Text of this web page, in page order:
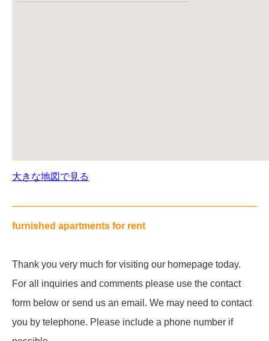
大きな地図で見る
furnished apartments for rent
Thank you very much for visiting our homepage today.
For all inquiries and comments please use the contact
form below or send us an email. We may need to contact
you by telephone. Please include a phone number if